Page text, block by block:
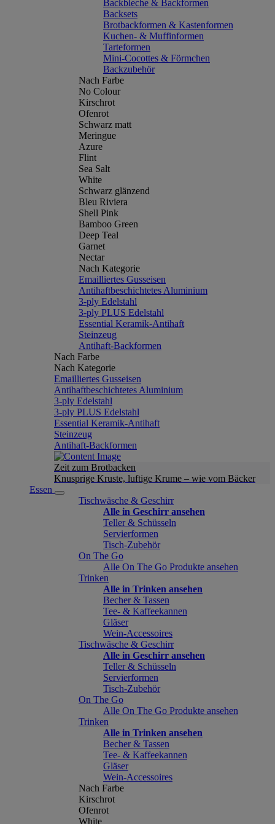
Backbleche & Backformen
Backsets
Brotbackformen & Kastenformen
Kuchen- & Muffinformen
Tarteformen
Mini-Cocottes & Förmchen
Backzubehör
Nach Farbe
No Colour
Kirschrot
Ofenrot
Schwarz matt
Meringue
Azure
Flint
Sea Salt
White
Schwarz glänzend
Bleu Riviera
Shell Pink
Bamboo Green
Deep Teal
Garnet
Nectar
Nach Kategorie
Emailliertes Gusseisen
Antihaftbeschichtetes Aluminium
3-ply Edelstahl
3-ply PLUS Edelstahl
Essential Keramik-Antihaft
Steinzeug
Antihaft-Backformen
Nach Farbe
Nach Kategorie
Emailliertes Gusseisen
Antihaftbeschichtetes Aluminium
3-ply Edelstahl
3-ply PLUS Edelstahl
Essential Keramik-Antihaft
Steinzeug
Antihaft-Backformen
Zeit zum Brotbacken
Knusprige Kruste, luftige Krume – wie vom Bäcker
Essen
Tischwäsche & Geschirr
Alle in Geschirr ansehen
Teller & Schüsseln
Servierformen
Tisch-Zubehör
On The Go
Alle On The Go Produkte ansehen
Trinken
Alle in Trinken ansehen
Becher & Tassen
Tee- & Kaffeekannen
Gläser
Wein-Accessoires
Tischwäsche & Geschirr
Alle in Geschirr ansehen
Teller & Schüsseln
Servierformen
Tisch-Zubehör
On The Go
Alle On The Go Produkte ansehen
Trinken
Alle in Trinken ansehen
Becher & Tassen
Tee- & Kaffeekannen
Gläser
Wein-Accessoires
Nach Farbe
Kirschrot
Ofenrot
White